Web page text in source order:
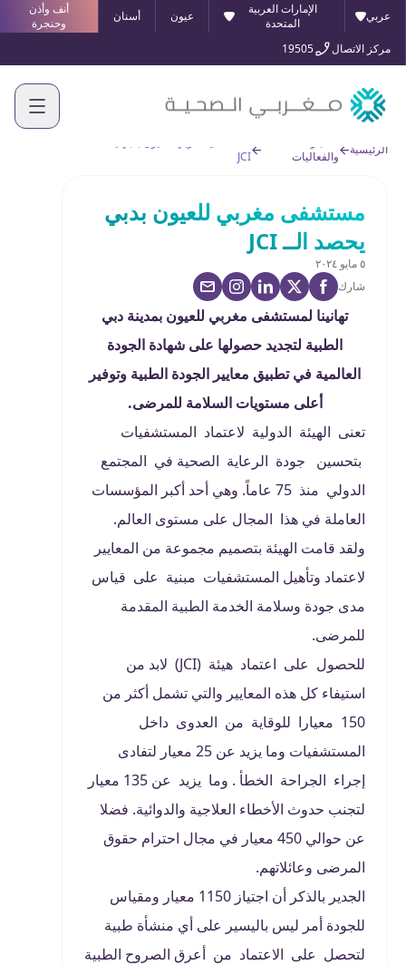
عربي
الإمارات العربية
المتحدة
عيون أسنان
أنف وأذن
وحنجرة
مركز الاتصال
19505
الرئيسية
والفعاليات
JCI
مستشفى مغربي للعيون بدبي
يحصد الــ JCI
٥ مايو ٢٠٢٤
شارك
تهانينا لمستشفى مغربي للعيون بمدينة دبي
الطبية لتجديد حصولها على شهادة الجودة
العالمية في تطبيق معايير الجودة الطبية وتوفير
أعلى مستويات السلامة للمرضى.
تعنى الهيئة الدولية لاعتماد المستشفيات
بتحسين جودة الرعاية الصحية في المجتمع
الدولي منذ 75 عاماً. وهي أحد أكبر المؤسسات
العاملة في هذا المجال على مستوى العالم.
ولقد قامت الهيئة بتصميم مجموعة من المعايير
لاعتماد وتأهيل المستشفيات مبنية على قياس
مدى جودة وسلامة الخدمة الطبية المقدمة
للمرضى.
للحصول على اعتماد هيئة (JCI) لابد من
استيفاء كل هذه المعايير والتي تشمل أكثر من
150 معيارا للوقاية من العدوى داخل
المستشفيات وما يزيد عن 25 معيار لتفادى
إجراء الجراحة الخطأ . وما يزيد عن 135 معيار
لتجنب حدوث الأخطاء العلاجية والدوائية. فضلا
عن حوالي 450 معيار في مجال احترام حقوق
المرضى وعائلاتهم.
الجدير بالذكر أن اجتياز 1150 معيار ومقياس
للجودة أمر ليس باليسير على أي منشأة طبية
لتحصل على الاعتماد من أعرق الصروح الطبية